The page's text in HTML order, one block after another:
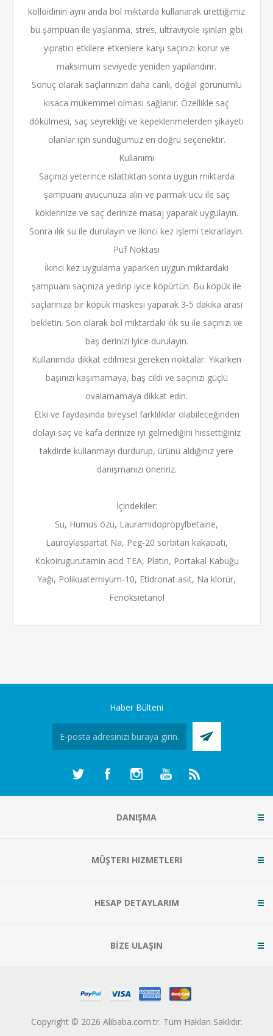
kolloidinin aynı anda bol miktarda kullanarak ürettiğimiz
bu şampuan ile yaşlanma, stres, ultraviyole ışınları gibi
yıpratıcı etkilere etkenlere karşı saçınızı korur ve
maksimum seviyede yeniden yapılandırır.
Sonuç olarak saçlarınızın daha canlı, doğal görünümlü
kısaca mükemmel olması sağlanır. Özellikle saç
dökülmesi, saç seyrekliği ve kepeklenmelerden şikayeti
olanlar için sunduğumuz en doğru seçenektir.
Kullanımı
Saçınızı yeterince ıslattıktan sonra uygun miktarda
şampuanı avucunuza alın ve parmak ucu ile saç
köklerinize ve saç derinize masaj yaparak uygulayın.
Sonra ılık su ile durulayın ve ikinci kez işlemi tekrarlayın.
Püf Noktası
İkinci kez uygulama yaparken uygun miktardaki
şampuanı saçınıza yedirip iyice köpürtün. Bu köpük ile
saçlarınıza bir köpük maskesi yaparak 3-5 dakika arası
bekletin. Son olarak bol miktardaki ılık su ile saçınızı ve
baş derinizi iyice durulayın.
Kullanımda dikkat edilmesi gereken noktalar: Yıkarken
başınızı kaşımamaya, baş cildi ve saçınızı güçlü
ovalamamaya dikkat edin.
Etki ve faydasında bireysel farklılıklar olabileceğinden
dolayı saç ve kafa derinize iyi gelmediğini hissettiğiniz
takdirde kullanmayı durdurup, ürünü aldığınız yere
danışmanızı öneririz.
İçindekiler:
Su, Humus özü, Lauramidopropylbetaine,
Lauroylaspartat Na, Peg-20 sorbitan kakaoatı,
Kokoirugurutamin acid TEA, Platin, Portakal Kabuğu
Yağı, Polikuaterniyum-10, Etidronat asit, Na klorür,
Fenoksietanol
Haber Bülteni
DANIŞMA
MÜŞTERI HIZMETLERI
HESAP DETAYLARIM
BİZE ULAŞIN
Copyright © 2026 Alibaba.com.tr. Tüm Hakları Saklıdır.